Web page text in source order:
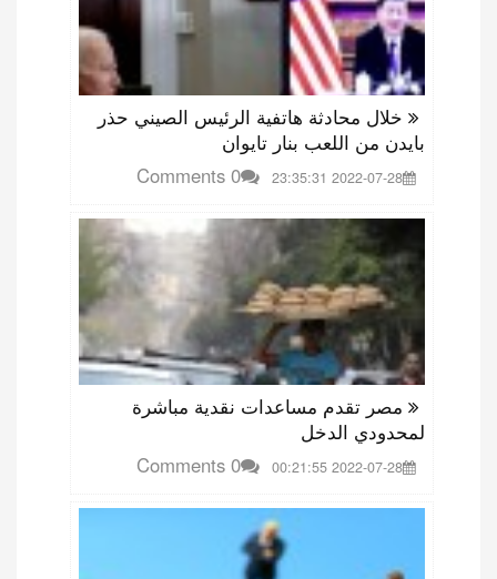
خلال محادثة هاتفية الرئيس الصيني حذر
بايدن من اللعب بنار تايوان
2022-07-28 23:35:31
0 Comments
مصر تقدم مساعدات نقدية مباشرة
لمحدودي الدخل
2022-07-28 00:21:55
0 Comments